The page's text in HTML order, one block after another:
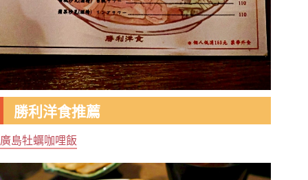
勝利洋食推薦
廣島牡蠣咖哩飯